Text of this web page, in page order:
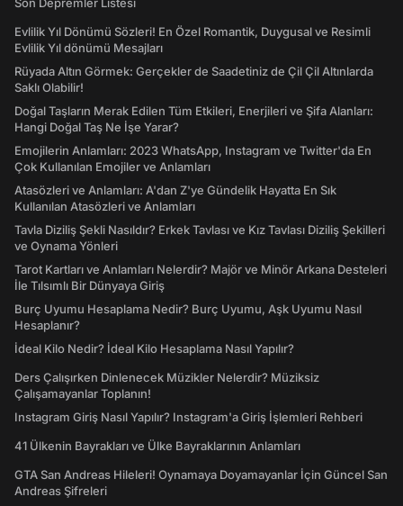
Evlilik Yıl Dönümü Sözleri! En Özel Romantik, Duygusal ve Resimli
Evlilik Yıl dönümü Mesajları
Rüyada Altın Görmek: Gerçekler de Saadetiniz de Çil Çil Altınlarda
Saklı Olabilir!
Doğal Taşların Merak Edilen Tüm Etkileri, Enerjileri ve Şifa Alanları:
Hangi Doğal Taş Ne İşe Yarar?
Emojilerin Anlamları: 2023 WhatsApp, Instagram ve Twitter'da En
Çok Kullanılan Emojiler ve Anlamları
Atasözleri ve Anlamları: A'dan Z'ye Gündelik Hayatta En Sık
Kullanılan Atasözleri ve Anlamları
Tavla Diziliş Şekli Nasıldır? Erkek Tavlası ve Kız Tavlası Diziliş Şekilleri
ve Oynama Yönleri
Tarot Kartları ve Anlamları Nelerdir? Majör ve Minör Arkana Desteleri
İle Tılsımlı Bir Dünyaya Giriş
Burç Uyumu Hesaplama Nedir? Burç Uyumu, Aşk Uyumu Nasıl
Hesaplanır?
İdeal Kilo Nedir? İdeal Kilo Hesaplama Nasıl Yapılır?
Ders Çalışırken Dinlenecek Müzikler Nelerdir? Müziksiz
Çalışamayanlar Toplanın!
Instagram Giriş Nasıl Yapılır? Instagram'a Giriş İşlemleri Rehberi
41 Ülkenin Bayrakları ve Ülke Bayraklarının Anlamları
GTA San Andreas Hileleri! Oynamaya Doyamayanlar İçin Güncel San
Andreas Şifreleri